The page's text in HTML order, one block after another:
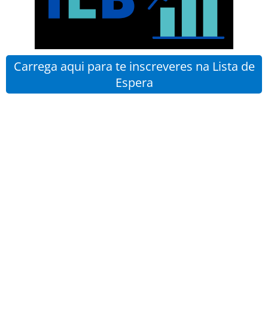
Carrega aqui para te inscreveres na Lista de
Espera